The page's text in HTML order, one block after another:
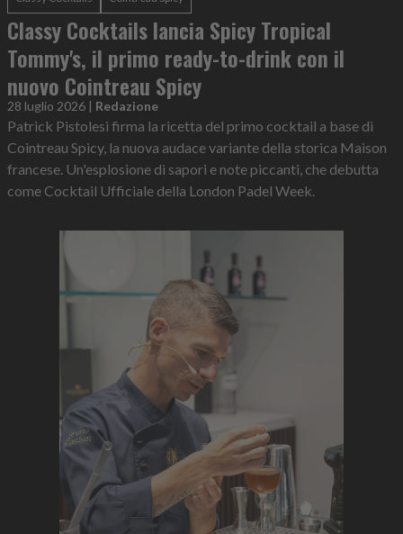
Classy Cocktails lancia Spicy Tropical
Tommy's, il primo ready-to-drink con il
nuovo Cointreau Spicy
28 luglio 2026 | Redazione
Patrick Pistolesi firma la ricetta del primo cocktail a base di
Cointreau Spicy, la nuova audace variante della storica Maison
francese. Un'esplosione di sapori e note piccanti, che debutta
come Cocktail Ufficiale della London Padel Week.